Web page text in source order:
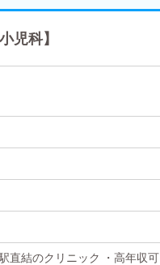
児科】
直結のクリニック ・高年収可